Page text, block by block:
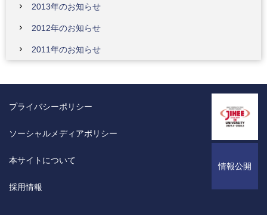
2013年のお知らせ
2012年のお知らせ
2011年のお知らせ
情報公開
プライバシーポリシー
ソーシャルメディアポリシー
本サイトについて
採用情報